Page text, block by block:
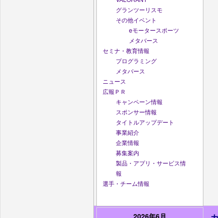
グランツーリスモ
その他イベント
eモータースポーツ
メタバース
セミナ・教育情報
プログラミング
メタバース
ニュース
広報ＰＲ
キャンペーン情報
スポンサー情報
タイトルアップデート
事業紹介
企業情報
募集案内
製品・アプリ・サービス情
報
選手・チーム情報
2026年6月